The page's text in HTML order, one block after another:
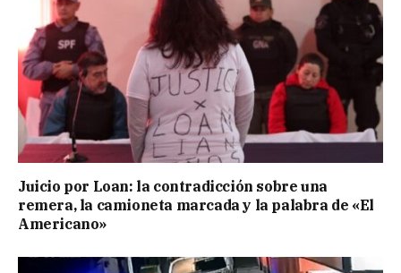
Juicio por Loan: la contradicción sobre una
remera, la camioneta marcada y la palabra de «El
Americano»